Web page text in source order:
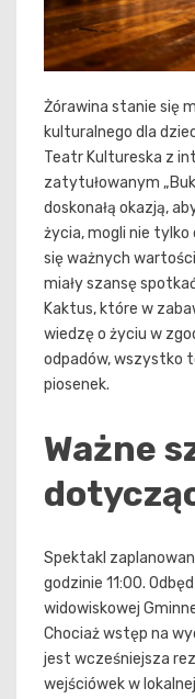
Żórawina stanie się
kulturalnego dla
Teatr Kultureska z
zatytułowanym
doskonałą okazją,
życia, mogli nie tylko
się ważnych
miały szansę
Kaktus, które w
wiedzę o życiu w
odpadów, wszystko
piosenek.
Ważne
Spektakl
godzinie 11:00.
widowiskowej
Chociaż wstęp na
jest wcześniejsza
wejściówek w